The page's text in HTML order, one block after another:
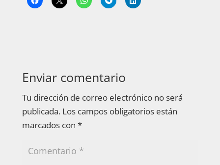
Enviar comentario
Tu dirección de correo electrónico no será
publicada. Los campos obligatorios están
marcados con *